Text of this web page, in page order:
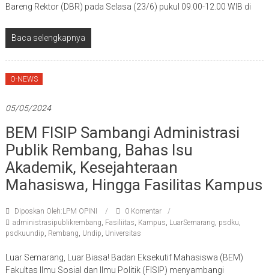
Bareng Rektor (DBR) pada Selasa (23/6) pukul 09.00-12.00 WIB di
Baca selengkapnya
O-NEWS
05/05/2024
BEM FISIP Sambangi Administrasi
Publik Rembang, Bahas Isu
Akademik, Kesejahteraan
Mahasiswa, Hingga Fasilitas Kampus
Diposkan Oleh:LPM OPINI
0 Komentar
administrasipublikrembang, Fasiliitas, Kampus, LuarSemarang, psdku,
psdkuundip, Rembang, Undip, Universitas
Luar Semarang, Luar Biasa! Badan Eksekutif Mahasiswa (BEM)
Fakultas Ilmu Sosial dan Ilmu Politik (FISIP) menyambangi